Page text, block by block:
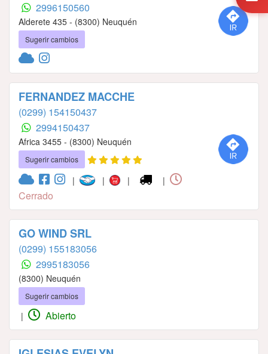
2996150560
Alderete 435 - (8300) Neuquén
Sugerir cambios
FERNANDEZ MACCHE
(0299) 154150437
2994150437
Africa 3455 - (8300) Neuquén
Sugerir cambios
| | | |
Cerrado
GO WIND SRL
(0299) 155183056
2995183056
(8300) Neuquén
Sugerir cambios
| Abierto